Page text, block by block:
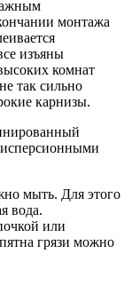
монтажа
изъяны
комнат
так сильно
карнизы.
мыть. Для этого
вода.
или
грязи можно